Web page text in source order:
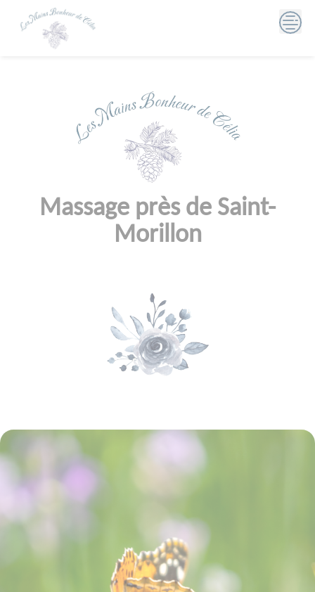
Massage près de Saint-
Morillon